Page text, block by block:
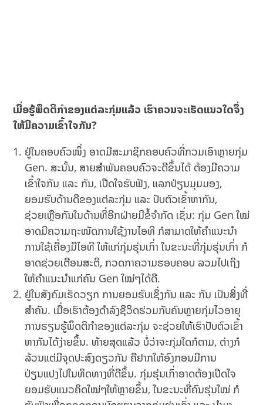
ເມື່ອຮູ້ພຶດຕິກຳຂອງແຕ່ລະກຸ່ມແລ້ວ ເຮົາຄວນຈະເຮັດແນວໃດຈຶ່ງ
ໃຫ້ມີຄວາມເຂົ້າໃຈກັນ?
ຢູ່ໃນຄອບຄົວໜຶ່ງ ອາດມີສະມາຊິກຄອບຄົວທີ່ກວມເອົາຫຼາຍກຸ່ມ
Gen. ສະນັ້ນ, ສາຍສຳພັນຄອບຄົວຈະດີຂຶ້ນໄດ້ ຕ້ອງມີຄວາມ
ເຂົ້າໃຈກັນ ແລະ ກັນ, ເປີດໃຈຮັບຟັງ, ແລກປ່ຽນມຸມມອງ,
ຍອມຮັບດ້ານດີຂອງແຕ່ລະກຸ່ມ ແລະ ປັບຕົວເຂົ້າຫາກັນ,
ຊ່ວຍເຫຼືອກັນໃນດ້ານທີ່ອີກຝ່າຍມີຂໍ້ຈຳກັດ ເຊັ່ນ: ກຸ່ມ Gen ໃໝ່
ອາດມີຄວາມຖະໜັດການໃຊ້ງານໄອທີ ກໍສາມາດໃຫ້ຄຳແນະນຳ
ການໃຊ້ເຄື່ອງມືໄອທີ ໃຫ້ແກ່ກຸ່ມຮຸ່ນເກົ່າ ໃນຂະນະທີ່ກຸ່ມຮຸ່ນເກົ່າ ກໍ
ອາດຊ່ວຍເຕືອນສະຕິ, ກວດກາຄວາມຮອບຄອບ ລວມໄປເຖິງ
ໃຫ້ຄຳແນະນຳແກ່ຄົນ Gen ໃໝ່ໆໄດ້ດີ.
ຢູ່ໃນສັງຄົມເຮັດວຽກ ການຍອມຮັບເຊິ່ງກັນ ແລະ ກັນ ເປັນສິ່ງທີ່
ສຳຄັນ. ເມື່ອເຮົາຕ້ອງດຳລົງຊີວິດຮ່ວມກັບຄົນຫຼາຍກຸ່ມໄວອາຍຸ
ການຮຽນຮູ້ພຶດຕິກຳຂອງແຕ່ລະກຸ່ມ ຈະຊ່ວຍໃຫ້ເຮົາປັບຕົວເຂົ້າ
ຫາກັນໄດ້ງ່າຍຂຶ້ນ. ທ້າຍສຸດແລ້ວ ບໍ່ວ່າຈະກຸ່ມໃດກໍຕາມ, ຕ່າງກໍ
ລ້ວນແຕ່ມີຈຸດປະສົງດຽວກັນ ຄືຢາກໃຫ້ອົງກອນມີການ
ປ່ຽນແປງໄປໃນທິດທາງທີ່ດີຂຶ້ນ. ກຸ່ມຮຸ່ນເກົ່າອາດຕ້ອງເປີດໃຈ
ຍອມຮັບແນວຄິດໃໝ່ໆໃຫ້ຫຼາຍຂຶ້ນ, ໃນຂະນະທີ່ຄົນຮຸ່ນໃໝ່ ກໍ